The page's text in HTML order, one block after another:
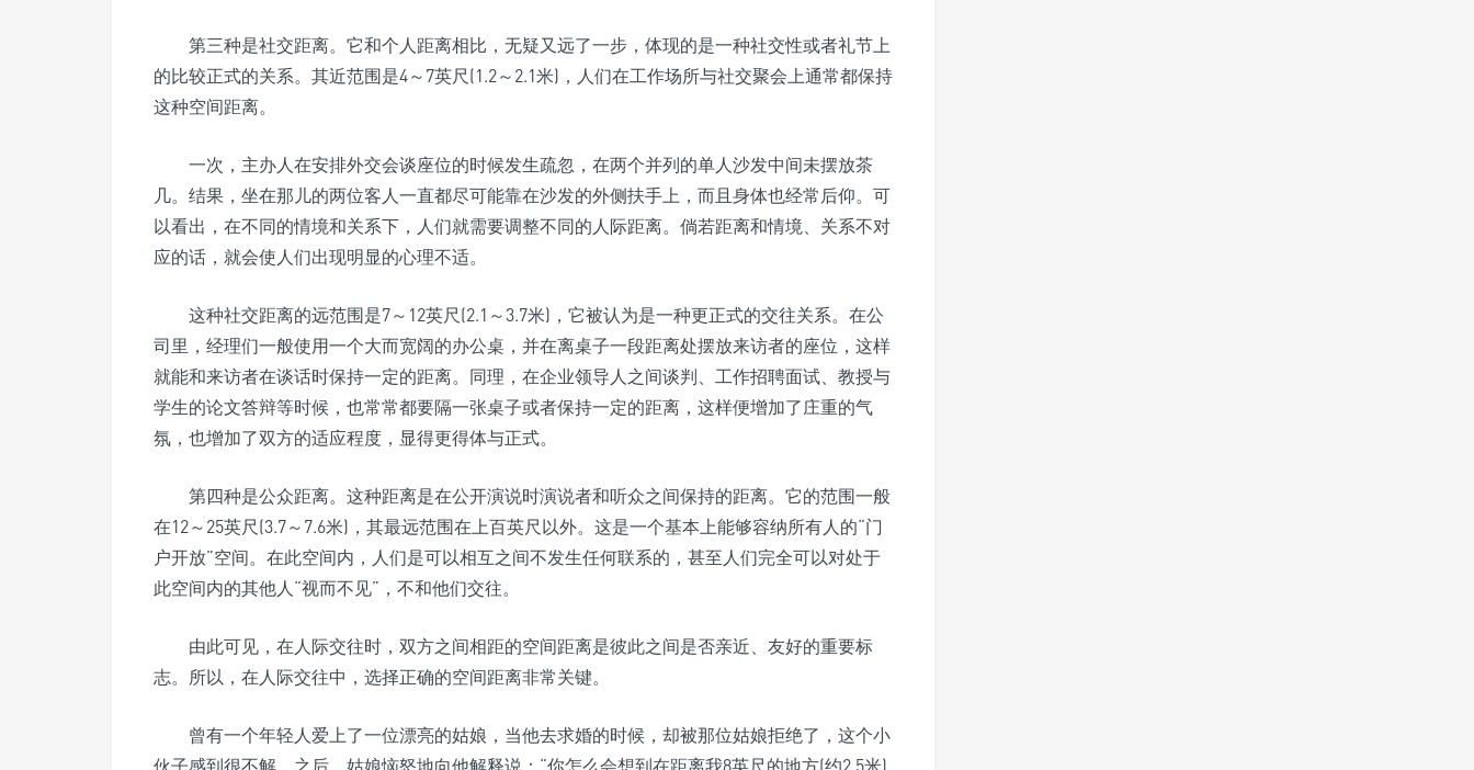
第三种是社交距离。它和个人距离相比，无疑又远了一步，体现的是一种社交性或者礼节上
的比较正式的关系。其近范围是4～7英尺(1.2～2.1米)，人们在工作场所与社交聚会上通常都保持
这种空间距离。
一次，主办人在安排外交会谈座位的时候发生疏忽，在两个并列的单人沙发中间未摆放茶
几。结果，坐在那儿的两位客人一直都尽可能靠在沙发的外侧扶手上，而且身体也经常后仰。可
以看出，在不同的情境和关系下，人们就需要调整不同的人际距离。倘若距离和情境、关系不对
应的话，就会使人们出现明显的心理不适。
这种社交距离的远范围是7～12英尺(2.1～3.7米)，它被认为是一种更正式的交往关系。在公
司里，经理们一般使用一个大而宽阔的办公桌，并在离桌子一段距离处摆放来访者的座位，这样
就能和来访者在谈话时保持一定的距离。同理，在企业领导人之间谈判、工作招聘面试、教授与
学生的论文答辩等时候，也常常都要隔一张桌子或者保持一定的距离，这样便增加了庄重的气
氛，也增加了双方的适应程度，显得更得体与正式。
第四种是公众距离。这种距离是在公开演说时演说者和听众之间保持的距离。它的范围一般
在12～25英尺(3.7～7.6米)，其最远范围在上百英尺以外。这是一个基本上能够容纳所有人的“门
户开放”空间。在此空间内，人们是可以相互之间不发生任何联系的，甚至人们完全可以对处于
此空间内的其他人“视而不见”，不和他们交往。
由此可见，在人际交往时，双方之间相距的空间距离是彼此之间是否亲近、友好的重要标
志。所以，在人际交往中，选择正确的空间距离非常关键。
曾有一个年轻人爱上了一位漂亮的姑娘，当他去求婚的时候，却被那位姑娘拒绝了，这个小